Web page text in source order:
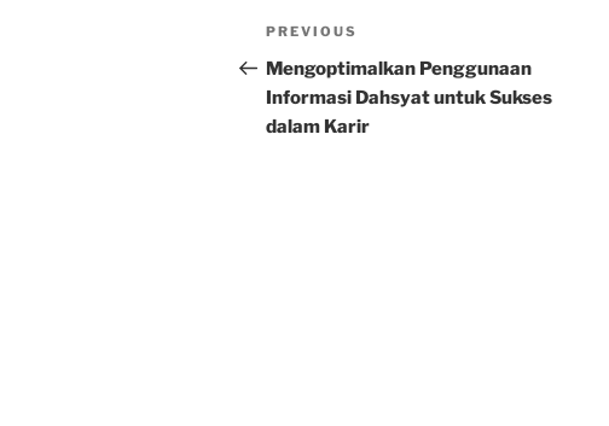
Post
navigation
Previous
Post
PREVIOUS
Mengoptimalkan Penggunaan
Informasi Dahsyat untuk Sukses
dalam Karir